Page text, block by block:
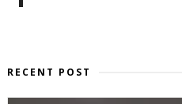
RECENT POST